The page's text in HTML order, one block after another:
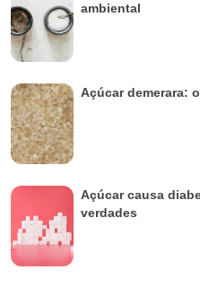
ambiental
Açúcar demerara:
Açúcar causa
verdades